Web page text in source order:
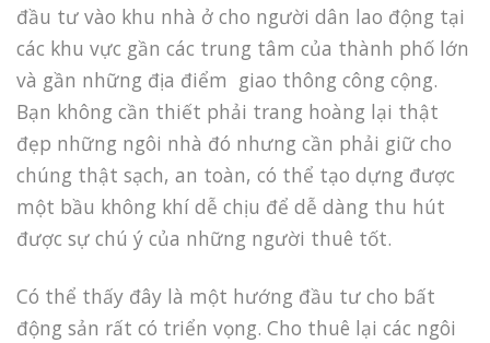
đầu tư vào khu nhà ở cho người dân lao động tại
các khu vực gần các trung tâm của thành phố lớn
và gần những địa điểm giao thông công cộng.
Bạn không cần thiết phải trang hoàng lại thật
đẹp những ngôi nhà đó nhưng cần phải giữ cho
chúng thật sạch, an toàn, có thể tạo dựng được
một bầu không khí dễ chịu để dễ dàng thu hút
được sự chú ý của những người thuê tốt.
Có thể thấy đây là một hướng đầu tư cho bất
động sản rất có triển vọng. Cho thuê lại các ngôi